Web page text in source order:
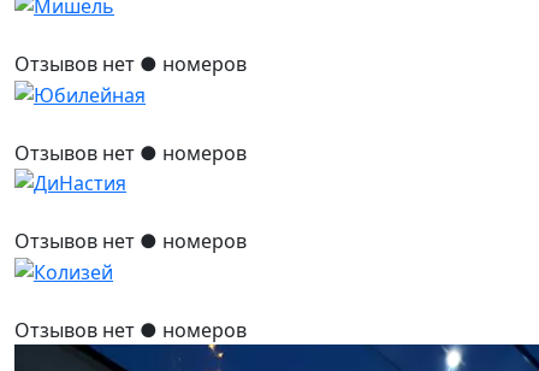
Отзывов нет ● номеров
Отзывов нет ● номеров
Отзывов нет ● номеров
Отзывов нет ● номеров